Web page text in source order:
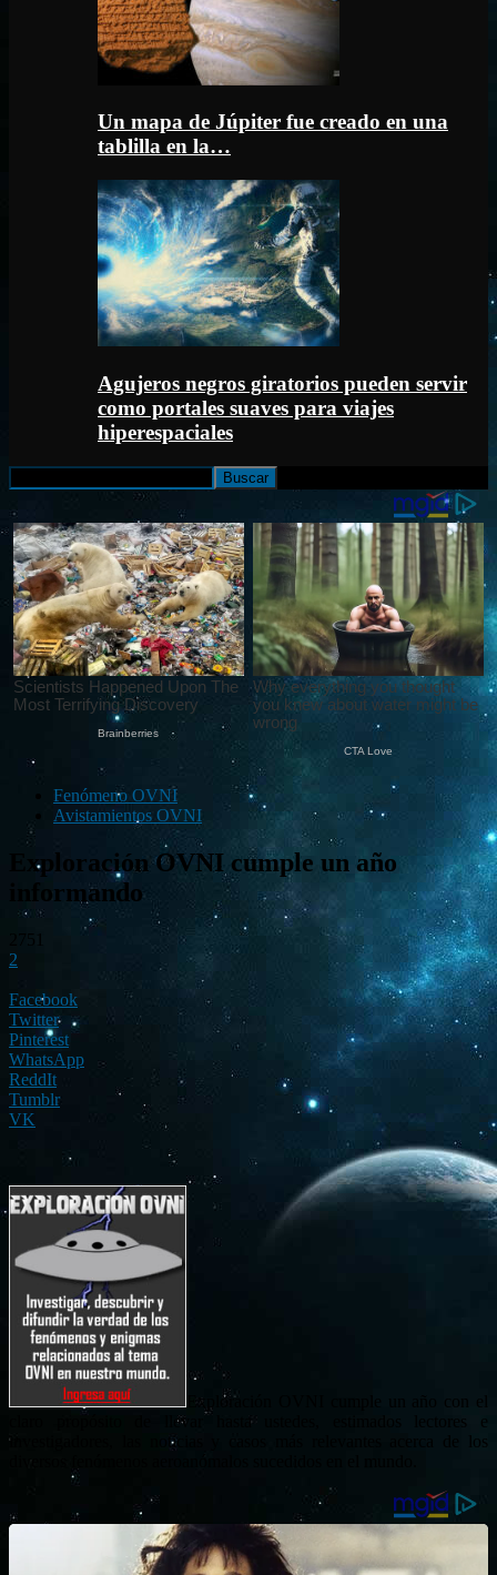
Un mapa de Júpiter fue creado en una
tablilla en la…
Agujeros negros giratorios pueden servir
como portales suaves para viajes
hiperespaciales
Fenómeno OVNI
Avistamientos OVNI
Exploración OVNI cumple un año
informando
2
Facebook
Twitter
Pinterest
WhatsApp
ReddIt
Tumblr
VK
Exploración OVNI cumple un año con el
claro propósito de llevar hasta ustedes, estimados lectores e
investigadores, las noticias y casos más relevantes acerca de los